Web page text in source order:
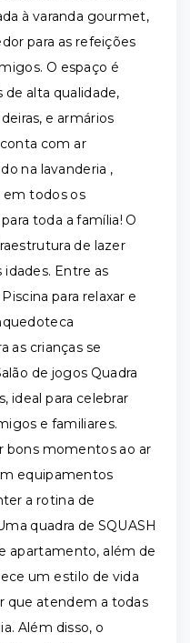
à varanda gourmet,
para as refeições
O espaço é
alta qualidade,
e armários
com ar
na lavanderia ,
todos os
toda a família! O
de lazer
idades. Entre as
para relaxar e
as crianças se
de jogos Quadra
ideal para celebrar
e familiares.
bons momentos ao ar
equipamentos
a rotina de
quadra de SQUASH
apartamento, além de
um estilo de vida
que atendem a todas
Além disso, o